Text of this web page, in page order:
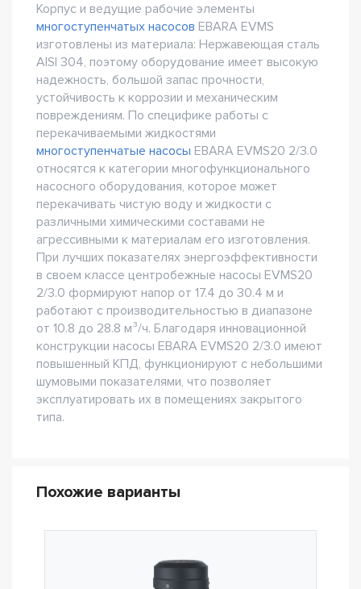
Корпус и ведущие рабочие элементы
многоступенчатых насосов EBARA EVMS
изготовлены из материала: Нержавеющая сталь
AISI 304, поэтому оборудование имеет высокую
надежность, большой запас прочности,
устойчивость к коррозии и механическим
повреждениям. По специфике работы с
перекачиваемыми жидкостями
многоступенчатые насосы EBARA EVMS20 2/3.0
относятся к категории многофункционального
насосного оборудования, которое может
перекачивать чистую воду и жидкости с
различными химическими составами не
агрессивными к материалам его изготовления.
При лучших показателях энергоэффективности
в своем классе центробежные насосы EVMS20
2/3.0 формируют напор от 17.4 до 30.4 м и
работают с производительностью в диапазоне
от 10.8 до 28.8 м³/ч. Благодаря инновационной
конструкции насосы EBARA EVMS20 2/3.0 имеют
повышенный КПД, функционируют с небольшими
шумовыми показателями, что позволяет
эксплуатировать их в помещениях закрытого
типа.
Похожие варианты